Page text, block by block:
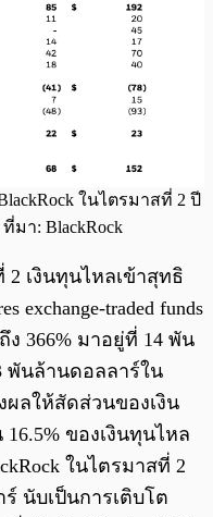
ในไตรมาสที่ 2 ปี
มา: BlackRock
เงินทุนไหลเข้าสุทธิ
traded funds
ง 366% มาอยู่ที่ 14 พัน
พันล้านดอลลาร์ใน
ลให้สัดส่วนของเงิน
ของเงินทุนไหล
ในไตรมาสที่ 2
นับเป็นการเติบโต